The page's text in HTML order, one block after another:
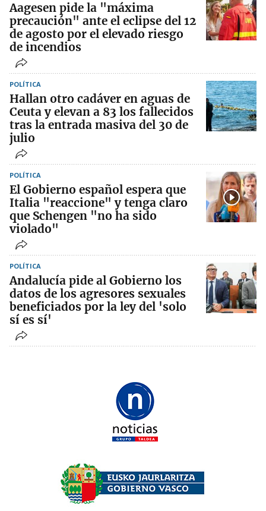
Aagesen pide la "máxima
precaución" ante el eclipse del 12
de agosto por el elevado riesgo
de incendios
POLÍTICA
Hallan otro cadáver en aguas de
Ceuta y elevan a 83 los fallecidos
tras la entrada masiva del 30 de
julio
POLÍTICA
El Gobierno español espera que
Italia "reaccione" y tenga claro
que Schengen "no ha sido
violado"
POLÍTICA
Andalucía pide al Gobierno los
datos de los agresores sexuales
beneficiados por la ley del 'solo
sí es sí'